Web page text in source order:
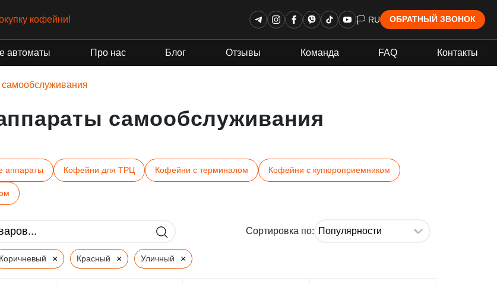
кофейни! 🏳 RU ОБРАТНЫЙ ЗВОНОК
автоматы Про нас Блог Отзывы Команда FAQ Контакты
самообслуживания
аппараты Кофейни для ТРЦ Кофейни с терминалом Кофейни с купюроприемником
Сортировка по:
Коричневый × Красный × Уличный ×